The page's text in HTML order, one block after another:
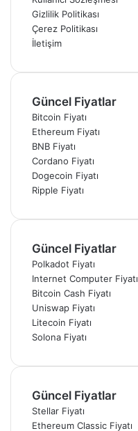
Gizlilik Politikası
Çerez Politikası
İletişim
Güncel Fiyatlar
Bitcoin Fiyatı
Ethereum Fiyatı
BNB Fiyatı
Cordano Fiyatı
Dogecoin Fiyatı
Ripple Fiyatı
Güncel Fiyatlar
Polkadot Fiyatı
Internet Computer Fiyatı
Bitcoin Cash Fiyatı
Uniswap Fiyatı
Litecoin Fiyatı
Solona Fiyatı
Güncel Fiyatlar
Stellar Fiyatı
Ethereum Classic Fiyatı